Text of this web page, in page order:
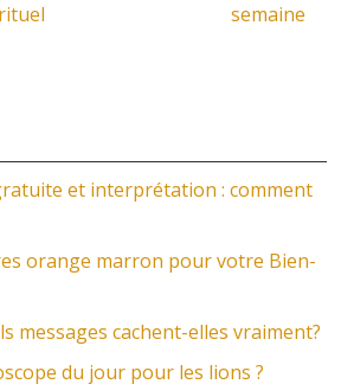
semaine
et interprétation : comment
orange marron pour votre Bien-
messages cachent-elles vraiment?
du jour pour les lions ?